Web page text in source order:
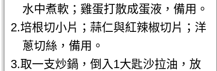
水中煮軟；雞蛋打散成蛋液，備用。
2.培根切小片；蒜仁與紅辣椒切片；洋
蔥切絲，備用。
3.取一支炒鍋，倒入1大匙沙拉油，放